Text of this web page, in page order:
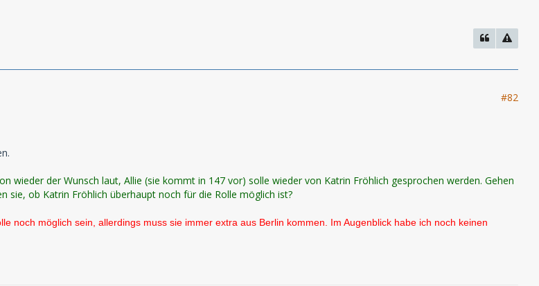
#82
wieder der Wunsch laut, Allie (sie kommt in 147 vor) solle wieder von Katrin Fröhlich gesprochen werden. Gehen
sie, ob Katrin Fröhlich überhaupt noch für die Rolle möglich ist?
noch möglich sein, allerdings muss sie immer extra aus Berlin kommen. Im Augenblick habe ich noch keinen